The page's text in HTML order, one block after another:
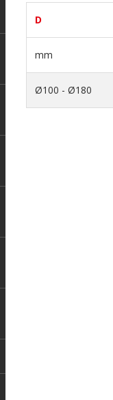
D
mm
Ø100 - Ø180